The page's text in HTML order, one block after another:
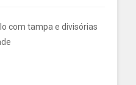
com tampa e divisórias